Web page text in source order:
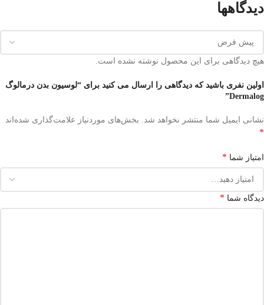
دیدگاهها
هیچ دیدگاهی برای این محصول نوشته نشده است.
اولین نفری باشید که دیدگاهی را ارسال می کنید برای “لوسیون بدن درمالوگ
Dermalog”
نشانی ایمیل شما منتشر نخواهد شد. بخش‌های موردنیاز علامت‌گذاری شده‌اند
*
امتیاز شما *
دیدگاه شما *